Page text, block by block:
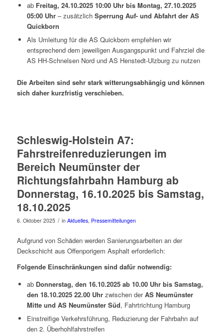
ab Freitag, 24.10.2025 10:00 Uhr bis Montag, 27.10.2025
05:00 Uhr– zusätzlich Sperrung Auf- und Abfahrt der AS
Quickborn
Als Umleitung für die AS Quickborn empfehlen wir
entsprechend dem jeweiligen Ausgangspunkt und Fahrziel die
AS HH-Schnelsen Nord und AS Henstedt-Ulzburg zu nutzen
Die Arbeiten sind sehr stark witterungsabhängig und können
sich daher kurzfristig verschieben.
Schleswig-Holstein A7:
Fahrstreifenreduzierungen im
Bereich Neumünster der
Richtungsfahrbahn Hamburg ab
Donnerstag, 16.10.2025 bis Samstag,
18.10.2025
6. Oktober 2025 / in Aktuelles, Pressemitteilungen
Aufgrund von Schäden werden Sanierungsarbeiten an der
Deckschicht aus Offenporigem Asphalt erforderlich:
Folgende Einschränkungen sind dafür notwendig:
ab Donnerstag, den 16.10.2025 ab 10.00 Uhr bis Samstag,
den 18.10.2025 22.00 Uhrzwischen derAS Neumünster
Mitte und AS Neumünster Süd, Fahrtrichtung Hamburg
Einstreifige Verkehrsführung, Reduzierung der Fahrbahn auf
den 2. Überhohlfahrstreifen